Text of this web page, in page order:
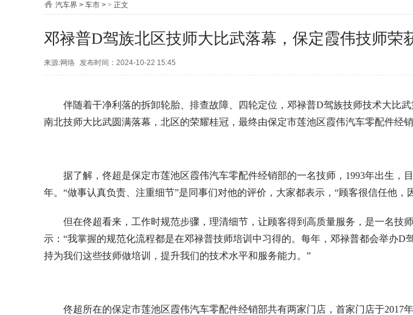
汽车界 > 车市 > > 正文
邓禄普D驾族北区技师大比武落幕，保定霞伟技师荣
来源:网络 发布时间：2024-10-22 15:45
伴随着干净利落的拆卸轮胎、排查故障、四轮定位，邓禄普D驾族技师技术大比
南北技师大比武圆满落幕，北区的荣耀桂冠，最终由保定市莲池区霞伟汽车零配件经
据了解，佟超是保定市莲池区霞伟汽车零配件经销部的一名技师，1993年出生，
年。“做事认真负责、注重细节”是同事们对他的评价，大家都表示，“顾客很信任他，
但在佟超看来，工作时规范步骤，理清细节，让顾客得到高质量服务，是一名技
示：“我掌握的规范化流程都是在邓禄普技师培训中习得的。每年，邓禄普都会举办D
持为我们这些技师做培训，提升我们的技术水平和服务能力。”
佟超所在的保定市莲池区霞伟汽车零配件经销部共有两家门店，首家门店于2017